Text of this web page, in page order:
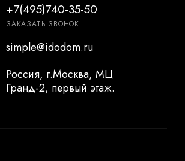
+7(495)740-35-50
ЗАКАЗАТЬ ЗВОНОК
simple@idodom.ru
Россия, г.Москва, МЦ
Гранд-2, первый этаж.